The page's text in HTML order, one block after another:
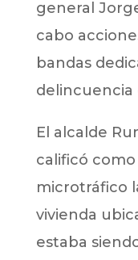
general
cabo
bandas
delincuencia
El alcalde
calificó
microtráfico
vivienda
estaba